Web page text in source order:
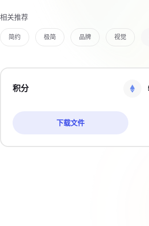
相关推荐
简约 极简 品牌 视觉
积分
下载文件